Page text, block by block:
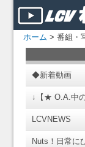
ホーム > 番組・
◆新着動画
↓【★ O.A.中
LCVNEWS
Nuts！日常に